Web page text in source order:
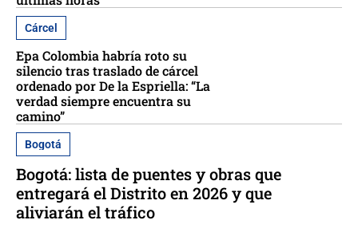
Cárcel
Epa Colombia habría roto su
silencio tras traslado de cárcel
ordenado por De la Espriella: “La
verdad siempre encuentra su
camino”
Bogotá
Bogotá: lista de puentes y obras que
entregará el Distrito en 2026 y que
aliviarán el tráfico